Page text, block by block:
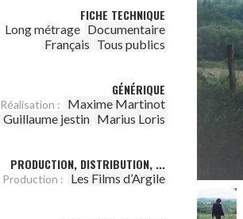
FICHE TECHNIQUE
Long métrage Documentaire
Français Tous publics
GÉNÉRIQUE
Réalisation : Maxime Martinot
Guillaume jestin Marius Loris
PRODUCTION, DISTRIBUTION, ...
Production : Les Films d’Argile